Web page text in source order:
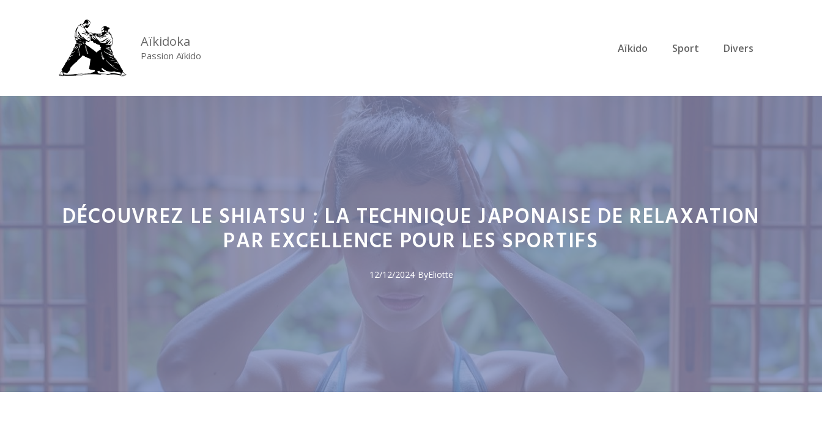
Aïkidoka
Passion Aïkido
Aïkido Sport Divers
DÉCOUVREZ LE SHIATSU : LA TECHNIQUE JAPONAISE DE RELAXATION
PAR EXCELLENCE POUR LES SPORTIFS
12/12/2024 ByEliotte